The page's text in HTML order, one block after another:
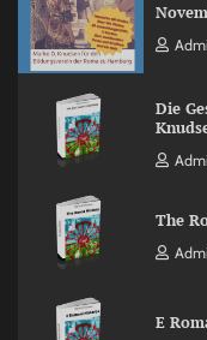
Die
The
E